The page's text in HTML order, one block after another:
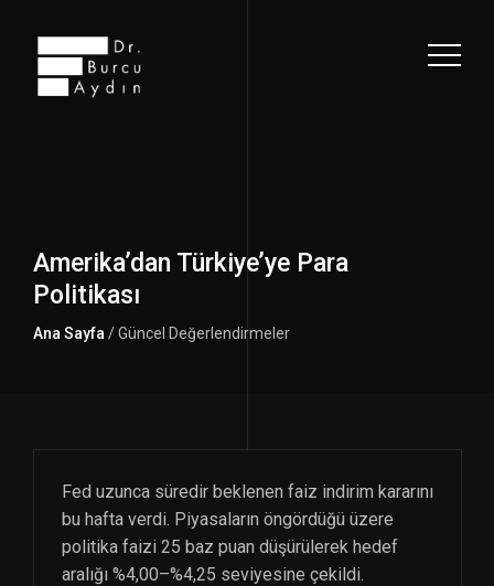
Amerika’dan Türkiye’ye Para
Politikası
Ana Sayfa / Güncel Değerlendirmeler
Fed uzunca süredir beklenen faiz indirim kararını
bu hafta verdi. Piyasaların öngördüğü üzere
politika faizi 25 baz puan düşürülerek hedef
aralığı %4,00–%4,25 seviyesine çekildi.